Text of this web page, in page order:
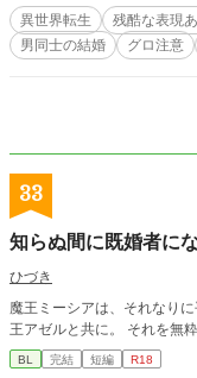
物……！？」 そして始まる辺境での生活。何故か旦那は辺境伯。どうしてこう
なった！？ サイコパス気味スパダリ旦那×どこかズレた美人妻。腐女神(ふじょ
しん)の腐女神による腐女神
当にありがとうございます
ロです。 ＊残酷な表現や虐待などの表現があります。部位欠損などもあります
が、登場人物たちは至って
でお願いします。 ＊エロ薄味。裏では毎日子作りしてます。 ＊基本コメディを
目指していますが作者がア
です。
異世界転生 残酷な表現
男同士の結婚
グロ注意
33
知らぬ間に既婚者にな
ひづき
魔王ミーシアは、それなり
BL 完結 短編 R18